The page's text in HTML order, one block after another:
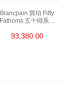
Blancpain 寶珀 Fifty
Fathoms 五十噚系列
93,380.00